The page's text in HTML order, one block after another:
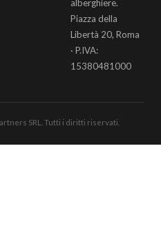
alberghiere.
Piazza della
Libertà 20, Roma
· P.IVA:
15380481000
SRL. Tutti i diritti riservati.